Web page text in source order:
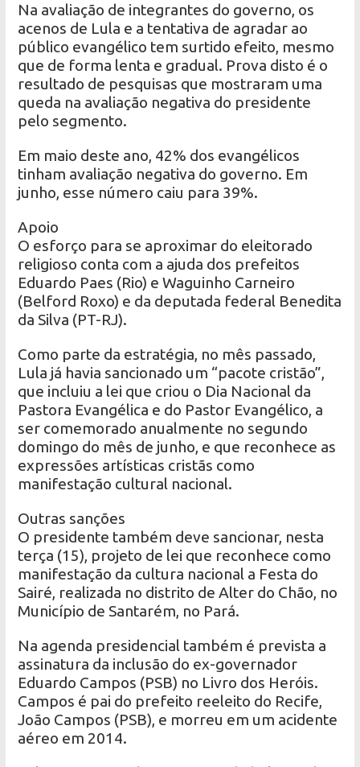
Na avaliação de integrantes do governo, os
acenos de Lula e a tentativa de agradar ao
público evangélico tem surtido efeito, mesmo
que de forma lenta e gradual. Prova disto é o
resultado de pesquisas que mostraram uma
queda na avaliação negativa do presidente
pelo segmento.
Em maio deste ano, 42% dos evangélicos
tinham avaliação negativa do governo. Em
junho, esse número caiu para 39%.
Apoio
O esforço para se aproximar do eleitorado
religioso conta com a ajuda dos prefeitos
Eduardo Paes (Rio) e Waguinho Carneiro
(Belford Roxo) e da deputada federal Benedita
da Silva (PT-RJ).
Como parte da estratégia, no mês passado,
Lula já havia sancionado um “pacote cristão”,
que incluiu a lei que criou o Dia Nacional da
Pastora Evangélica e do Pastor Evangélico, a
ser comemorado anualmente no segundo
domingo do mês de junho, e que reconhece as
expressões artísticas cristãs como
manifestação cultural nacional.
Outras sanções
O presidente também deve sancionar, nesta
terça (15), projeto de lei que reconhece como
manifestação da cultura nacional a Festa do
Sairé, realizada no distrito de Alter do Chão, no
Município de Santarém, no Pará.
Na agenda presidencial também é prevista a
assinatura da inclusão do ex-governador
Eduardo Campos (PSB) no Livro dos Heróis.
Campos é pai do prefeito reeleito do Recife,
João Campos (PSB), e morreu em um acidente
aéreo em 2014.